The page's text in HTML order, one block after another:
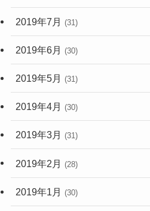
2019年7月 (31)
2019年6月 (30)
2019年5月 (31)
2019年4月 (30)
2019年3月 (31)
2019年2月 (28)
2019年1月 (30)